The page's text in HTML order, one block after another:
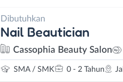
Dibutuhkan
Nail Beautician
Cassophia Beauty Salon
SMA / SMK 0 - 2 Tahun